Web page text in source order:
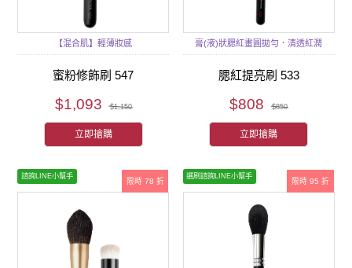
【混合肌】輕薄妝感
蜜粉修飾刷 547
$1,093 $1,150
立即搶購
膏(液)狀腮紅畫圓拋勻．清透紅潤
腮紅提亮刷 533
$808 $850
立即搶購
限時 78 折
諮詢LINE小幫手
限時 95 折
選刷諮詢LINE小幫手